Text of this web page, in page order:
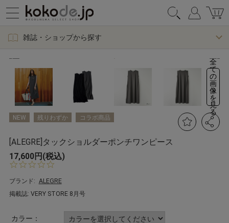
雑誌・ショップから探す
全
て
の
画
像
を
見
る
NEW 残りわずか コラボ商品
[ALEGRE]タックショルダーポンチワンピース
17,600円(税込)
s
t
a
ブランド: ALEGRE
掲載誌: VERY STORE 8月号
カラー：